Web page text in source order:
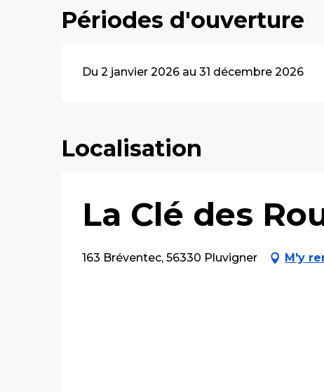
Périodes d'ouverture
Du 2 janvier 2026 au 31 décembre 2026
Localisation
La Clé des
163 Bréventec, 56330 Pluvigner M'y